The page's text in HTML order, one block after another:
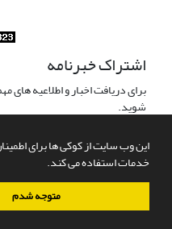
این وب سایت از کوکی ها برای
خدمات استفاده می کند.
متوجه شدم
اشتراک خبرنامه
برای دریافت اخبار و اطلاعیه
شوید.
سامانه مدیریت نشریات علمی.